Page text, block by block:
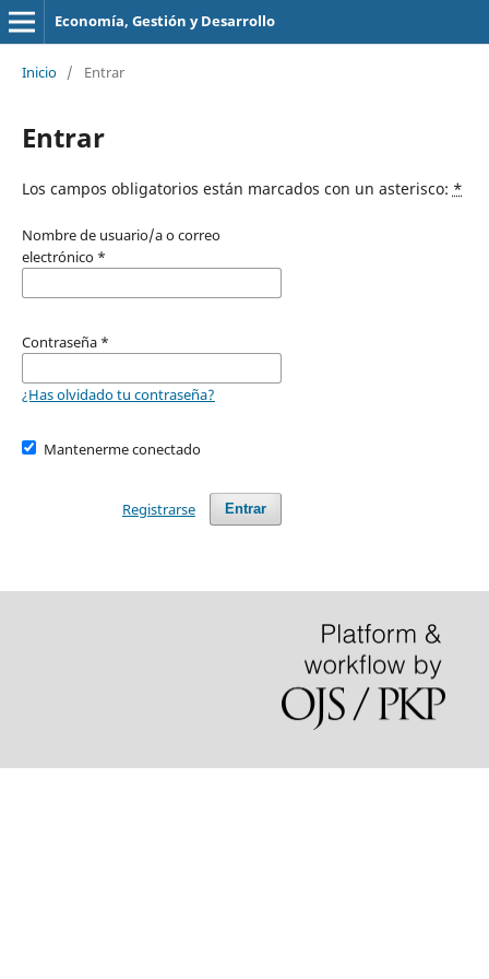
Economía, Gestión y Desarrollo
Inicio / Entrar
Entrar
Los campos obligatorios están marcados con un asterisco: *
Nombre de usuario/a o correo
electrónico *
Contraseña *
¿Has olvidado tu contraseña?
Mantenerme conectado
Entrar
Registrarse